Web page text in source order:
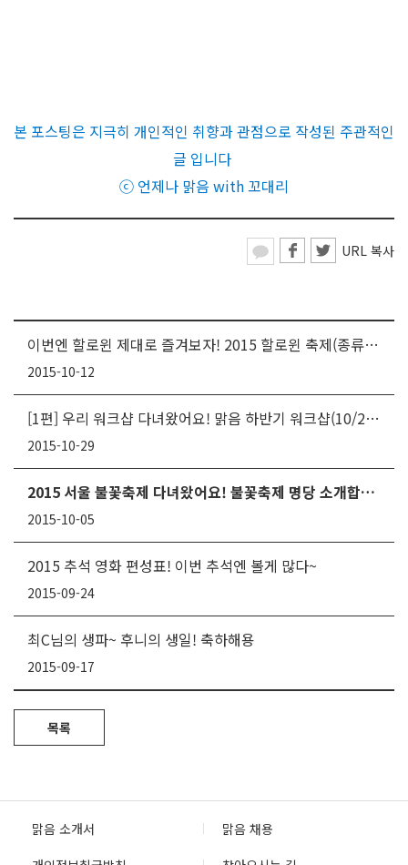
본 포스팅은 지극히 개인적인 취향과 관점으로 작성된 주관적인
글 입니다
ⓒ 언제나 맑음 with 꼬대리
URL 복사
이번엔 할로윈 제대로 즐겨보자! 2015 할로윈 축제(종류, 일정 총정리)
2015-10-12
[1편] 우리 워크샵 다녀왔어요! 맑음 하반기 워크샵(10/23~10/24) @대부도
2015-10-29
2015 서울 불꽃축제 다녀왔어요! 불꽃축제 명당 소개합니다~
2015-10-05
2015 추석 영화 편성표! 이번 추석엔 볼게 많다~
2015-09-24
최C님의 생파~ 후니의 생일! 축하해용
2015-09-17
목록
맑음 소개서
맑음 채용